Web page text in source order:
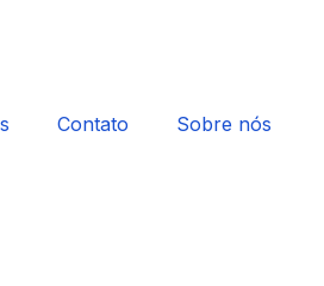
Contato Sobre nós